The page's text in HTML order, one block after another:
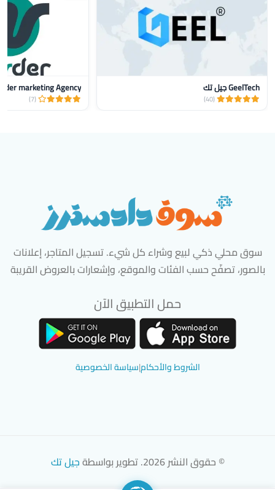
GeelTech جيل تك
(40)
marketing Agency
(7)
سوق محلي ذكي لبيع وشراء كل شيء. تسجيل المتاجر، إعلانات
بالصور، تصفّح حسب الفئات والموقع، وإشعارات بالعروض القريبة
حمل التطبيق الآن
الشروط والأحكام|سياسة الخصوصية
© حقوق النشر 2026. تطوير بواسطة جيل تك